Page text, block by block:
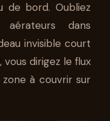
de bord. Oubliez
dans
invisible court
dirigez le flux
à couvrir sur